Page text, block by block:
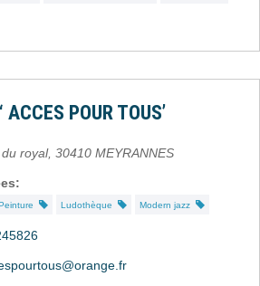
ACCES POUR TOUS’
royal, 30410 MEYRANNES
Ludothèque Modern jazz